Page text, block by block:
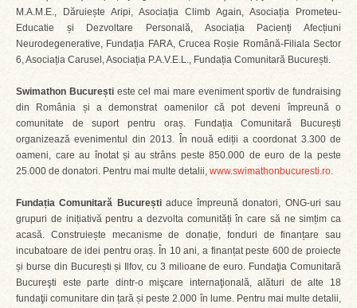
M.A.M.E., Dăruiește Aripi, Asociația Climb Again, Asociația Prometeu-
Educatie și Dezvoltare Personală, Asociația Pacienți Afecțiuni
Neurodegenerative, Fundația FARA, Crucea Roșie Română-Filiala Sector
6, Asociația Carusel, Asociația P.A.V.E.L., Fundația Comunitară București.
Swimathon București este cel mai mare eveniment sportiv de fundraising
din România și a demonstrat oamenilor că pot deveni împreună o
comunitate de suport pentru oraș. Fundația Comunitară București
organizează evenimentul din 2013. În nouă ediții a coordonat 3.300 de
oameni, care au înotat și au strâns peste 850.000 de euro de la peste
25.000 de donatori. Pentru mai multe detalii, www.swimathonbucuresti.ro.
Fundația Comunitară Bucureștiaduce împreună donatori, ONG-uri sau
grupuri de inițiativă pentru a dezvolta comunități în care să ne simțim ca
acasă. Construiește mecanisme de donație, fonduri de finanțare sau
incubatoare de idei pentru oraș. În 10 ani, a finanțat peste 600 de proiecte
și burse din București și Ilfov, cu 3 milioane de euro. Fundaţia Comunitară
Bucureşti este parte dintr-o mişcare internaţională, alături de alte 18
fundaţii comunitare din țară și peste 2.000 în lume. Pentru mai multe detalii,